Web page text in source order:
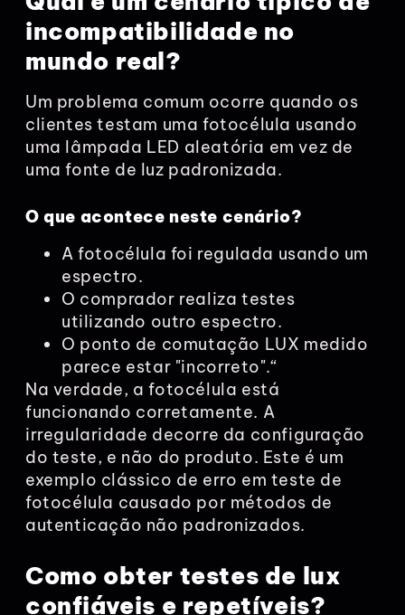
incompatibilidade no
mundo real?
Um problema comum ocorre quando os
clientes testam uma fotocélula usando
uma lâmpada LED aleatória em vez de
uma fonte de luz padronizada.
O que acontece neste cenário?
A fotocélula foi regulada usando um
espectro.
O comprador realiza testes
utilizando outro espectro.
O ponto de comutação LUX medido
parece estar "incorreto".“
Na verdade, a fotocélula está
funcionando corretamente. A
irregularidade decorre da configuração
do teste, e não do produto. Este é um
exemplo clássico de erro em teste de
fotocélula causado por métodos de
autenticação não padronizados.
Como obter testes de lux
confiáveis e repetíveis?